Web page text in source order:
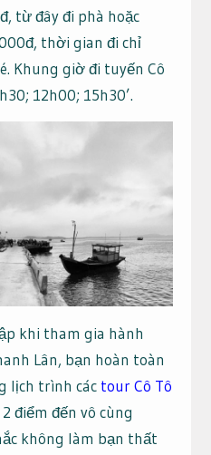
từ đây đi phà hoặc
thời gian đi chỉ
Khung giờ đi tuyến Cô
12h00; 15h30’.
khi tham gia hành
Lân, bạn hoàn toàn
lịch trình các tour Cô Tô
điểm đến vô cùng
không làm bạn thất